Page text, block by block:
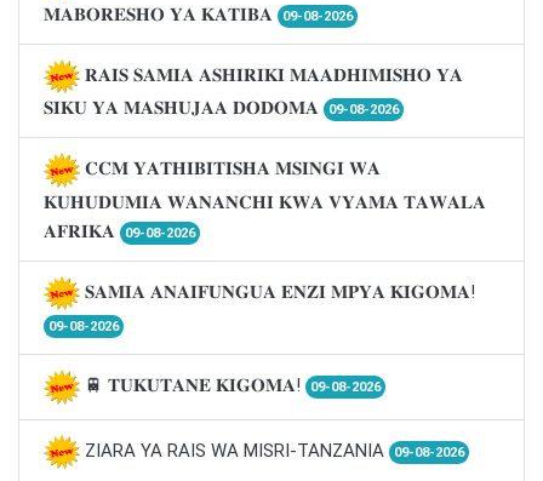
𝐌𝐀𝐁𝐎𝐑𝐄𝐒𝐇𝐎 𝐘𝐀 𝐊𝐀𝐓𝐈𝐁𝐀
09-08-2026
𝐑𝐀𝐈𝐒 𝐒𝐀𝐌𝐈𝐀 𝐀𝐒𝐇𝐈𝐑𝐈𝐊𝐈 𝐌𝐀𝐀𝐃𝐇𝐈𝐌𝐈𝐒𝐇𝐎 𝐘𝐀
𝐒𝐈𝐊𝐔 𝐘𝐀 𝐌𝐀𝐒𝐇𝐔𝐉𝐀𝐀 𝐃𝐎𝐃𝐎𝐌𝐀
09-08-2026
𝐂𝐂𝐌 𝐘𝐀𝐓𝐇𝐈𝐁𝐈𝐓𝐈𝐒𝐇𝐀 𝐌𝐒𝐈𝐍𝐆𝐈 𝐖𝐀
𝐊𝐔𝐇𝐔𝐃𝐔𝐌𝐈𝐀 𝐖𝐀𝐍𝐀𝐍𝐂𝐇𝐈 𝐊𝐖𝐀 𝐕𝐘𝐀𝐌𝐀 𝐓𝐀𝐖𝐀𝐋𝐀
𝐀𝐅𝐑𝐈𝐊𝐀
09-08-2026
𝐒𝐀𝐌𝐈𝐀 𝐀𝐍𝐀𝐈𝐅𝐔𝐍𝐆𝐔𝐀 𝐄𝐍𝐙𝐈 𝐌𝐏𝐘𝐀 𝐊𝐈𝐆𝐎𝐌𝐀!
09-08-2026
🚆 𝐓𝐔𝐊𝐔𝐓𝐀𝐍𝐄 𝐊𝐈𝐆𝐎𝐌𝐀! 09-08-2026
ZIARA YA RAIS WA MISRI-TANZANIA 09-08-2026